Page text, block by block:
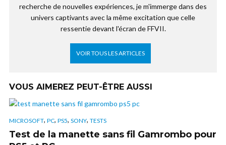
recherche de nouvelles expériences, je m'immerge dans des
univers captivants avec la même excitation que celle
ressentie devant l'écran de FFVII.
VOIR TOUS LES ARTICLES
VOUS AIMEREZ PEUT-ÊTRE AUSSI
MICROSOFT, PC, PS5, SONY, TESTS
Test de la manette sans fil Gamrombo pour